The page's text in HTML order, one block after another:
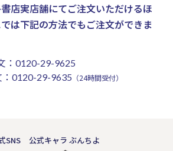
店実店舗にてご注文いただけるほ
は下記の方法でもご注文ができま
： 0120-29-9625
0120-29-9635 （24時間受付）
SNS 公式キャラ ぶんちよ